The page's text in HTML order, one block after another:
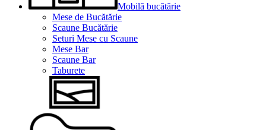
Mobilă bucătărie
Mese de Bucătărie
Scaune Bucătărie
Seturi Mese cu Scaune
Mese Bar
Scaune Bar
Taburete